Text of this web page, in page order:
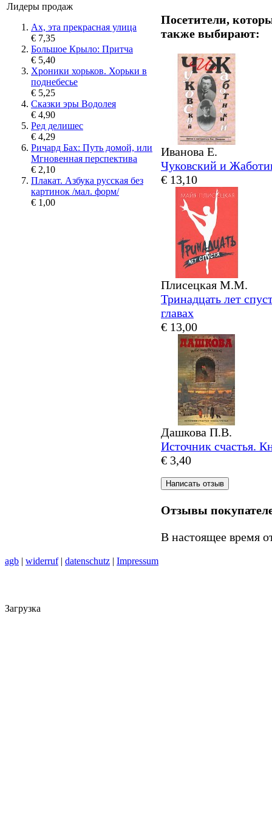
Лидеры продаж
Ах, эта прекрасная улица
€ 7,35
Большое Крыло: Притча
€ 5,40
Хроники хорьков. Хорьки в
поднебесье
€ 5,25
Сказки эры Водолея
€ 4,90
Ред делишес
€ 4,29
Ричард Бах: Путь домой, или
Мгновенная перспектива
€ 2,10
Плакат. Азбука русская без
картинок /мал. форм/
€ 1,00
Посетители,
также выбирают:
Иванова Е.
Чуковский и
€ 13,10
Плисецкая М.М.
Тринадцать лет
главах
€ 13,00
Дашкова П.В.
Источник счастья.
€ 3,40
Отзывы
В настоящее время
agb | widerruf| datenschutz | Impressum
Загрузка